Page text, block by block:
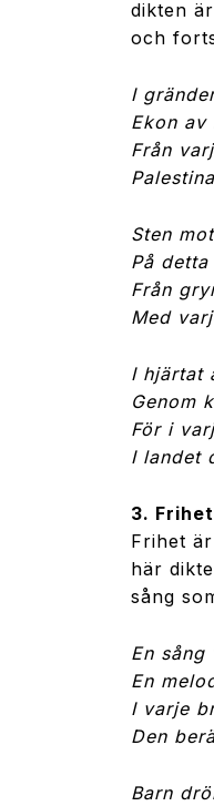
dikten
och
I
Ekon av
Från
Sten
På
Från
Med
I hjärtat
Genom
För i
I landet
3.
Frihet
här
sång
En sång
En
I varje
Den
Barn